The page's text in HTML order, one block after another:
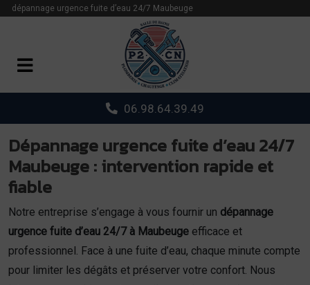
dépannage urgence fuite d’eau 24/7 Maubeuge
06.98.64.39.49
Dépannage urgence fuite d’eau 24/7
Maubeuge : intervention rapide et
fiable
Notre entreprise s’engage à vous fournir un dépannage
urgence fuite d’eau 24/7 à Maubeuge efficace et
professionnel. Face à une fuite d’eau, chaque minute compte
pour limiter les dégâts et préserver votre confort. Nous
Panneau de gestion des cookies